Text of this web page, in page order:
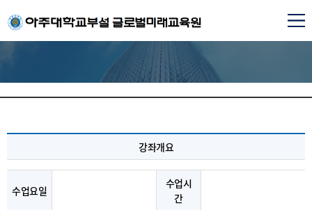
강좌개요
수업요일
수업시
간